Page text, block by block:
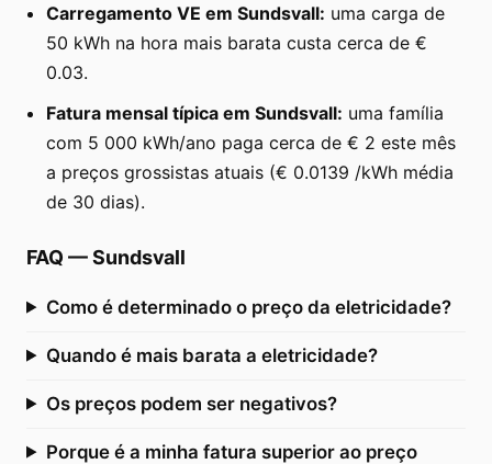
Carregamento VE em Sundsvall: uma carga de
50 kWh na hora mais barata custa cerca de €
0.03.
Fatura mensal típica em Sundsvall: uma família
com 5 000 kWh/ano paga cerca de € 2 este mês
a preços grossistas atuais (€ 0.0139 /kWh média
de 30 dias).
FAQ —Sundsvall
Como é determinado o preço da eletricidade?
Quando é mais barata a eletricidade?
Os preços podem ser negativos?
Porque é a minha fatura superior ao preço